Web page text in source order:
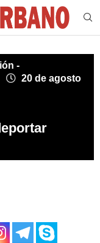
-
20 de agosto